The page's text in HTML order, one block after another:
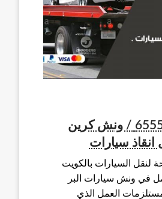
ونش البر / 65557275 / ونش كرين
سيارات
لنقل السيارات بالكويت
في ونش سيارات البر
العمل الذي